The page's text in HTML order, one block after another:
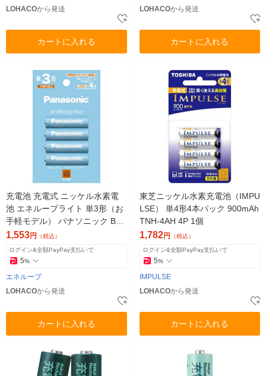
LOHACOから発送
カートに入れる
LOHACOから発送
カートに入れる
充電池 充電式 ニッケル水素電
池 エネループライト 単3形（お
手軽モデル） パナソニック BK-
3LCD/4H 4本パック
1,553円 （税込）
ログイン&全額PayPay支払いで
5%
エネループ
LOHACOから発送
カートに入れる
東芝ニッケル水素充電池（IMPU
LSE） 単4形4本パック 900mAh
TNH-4AH 4P 1個
1,782円 （税込）
ログイン&全額PayPay支払いで
5%
IMPULSE
LOHACOから発送
カートに入れる